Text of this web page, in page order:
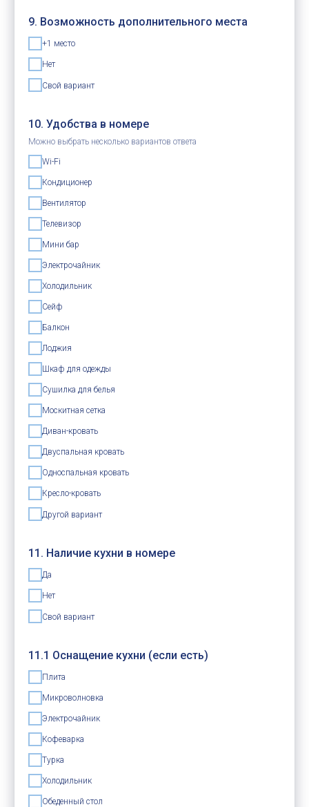
9. Возможность дополнительного места
+1 место
Нет
Свой вариант
10. Удобства в номере
Можно выбрать несколько вариантов ответа
Wi-Fi
Кондиционер
Вентилятор
Телевизор
Мини бар
Электрочайник
Холодильник
Сейф
Балкон
Лоджия
Шкаф для одежды
Сушилка для белья
Москитная сетка
Диван-кровать
Двуспальная кровать
Односпальная кровать
Кресло-кровать
Другой вариант
11. Наличие кухни в номере
Да
Нет
Свой вариант
11.1 Оснащение кухни (если есть)
Плита
Микроволновка
Электрочайник
Кофеварка
Турка
Холодильник
Обеденный стол